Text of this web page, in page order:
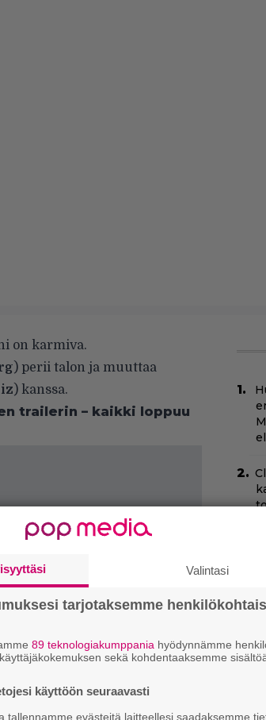
on karmiva.
) perii talon ja muuttaa
) kanssa.
trailerin – kaikki loppuu
–
Valintasi
tarjotaksemme
89 teknologiakumppania hyödynnämme
sekä kohdentaaksemme
käyttöön seuraavasti
tallennamme evästeitä laitteellesi saadaksemme